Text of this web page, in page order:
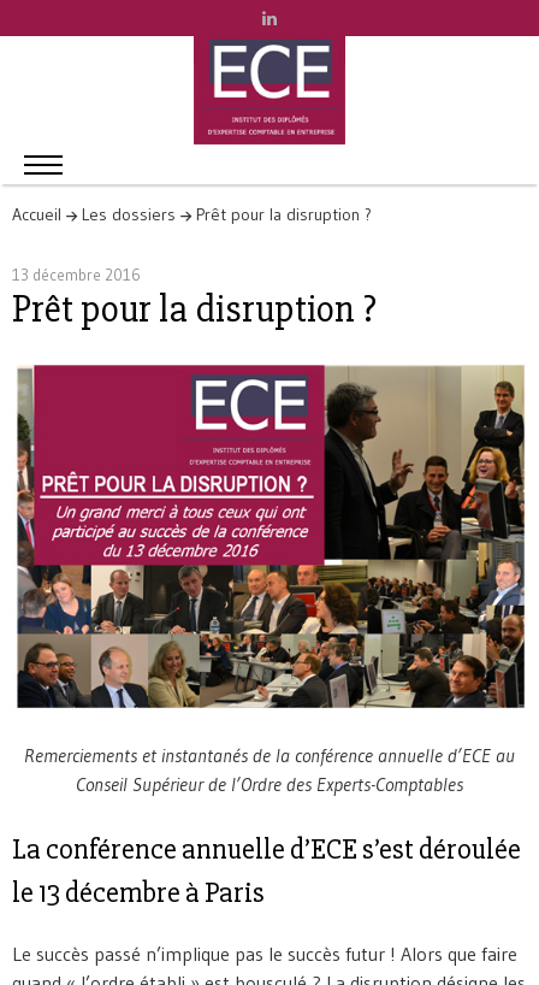
Accueil Les dossiers Prêt pour la disruption ?
13 décembre 2016
Prêt pour la disruption ?
Remerciements et instantanés de la conférence annuelle d’ECE au
Conseil Supérieur de l’Ordre des Experts-Comptables
La conférence annuelle d’ECE s’est déroulée
le 13 décembre à Paris
Le succès passé n’implique pas le succès futur ! Alors que faire